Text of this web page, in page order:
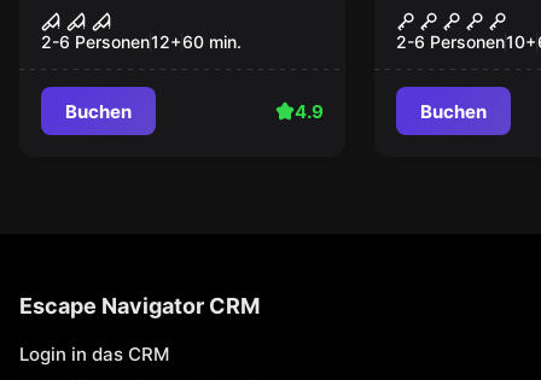
Das Geisterhaus
2-6 Personen12+60 min.
Buchen 4.9
Der
2-6 Personen10+
Buchen
Escape Navigator CRM
Login in das CRM